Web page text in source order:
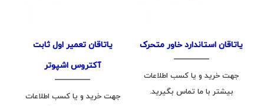
یاتاقان استاندارد خاور متحرک
جهت خرید و یا کسب اطلاعات
بیشتر با ما تماس بگیرید.
یاتاقان تعمیر اول ثابت
آکتروس اشپوتر
جهت خرید و یا کسب اطلاعات